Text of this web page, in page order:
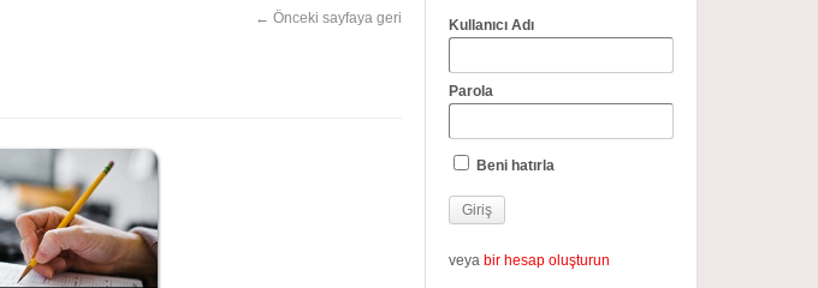
← Önceki sayfaya geri Kullanıcı Adı
Parola
Beni hatırla
veya bir hesap oluşturun